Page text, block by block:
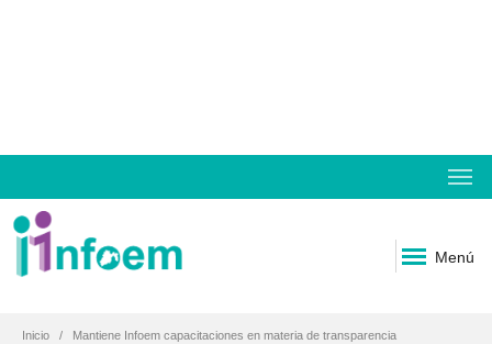
Menú
Inicio Mantiene Infoem capacitaciones en materia de transparencia